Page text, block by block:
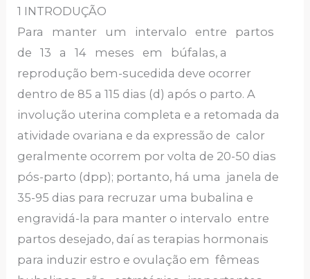
1 INTRODUÇÃO
Para manter um intervalo entre partos
de 13 a 14 meses em búfalas, a
reprodução bem-sucedida deve ocorrer
dentro de 85 a 115 dias (d) após o parto. A
involução uterina completa e a retomada da
atividade ovariana e da expressão de calor
geralmente ocorrem por volta de 20-50 dias
pós-parto (dpp); portanto, há uma janela de
35-95 dias para recruzar uma bubalina e
engravidá-la para manter o intervalo entre
partos desejado, daí as terapias hormonais
para induzir estro e ovulação em fêmeas